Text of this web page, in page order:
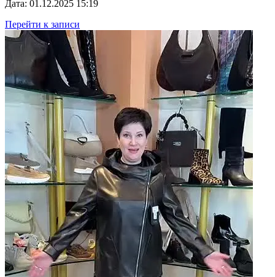
Дата: 01.12.2025 15:19
Перейти к записи